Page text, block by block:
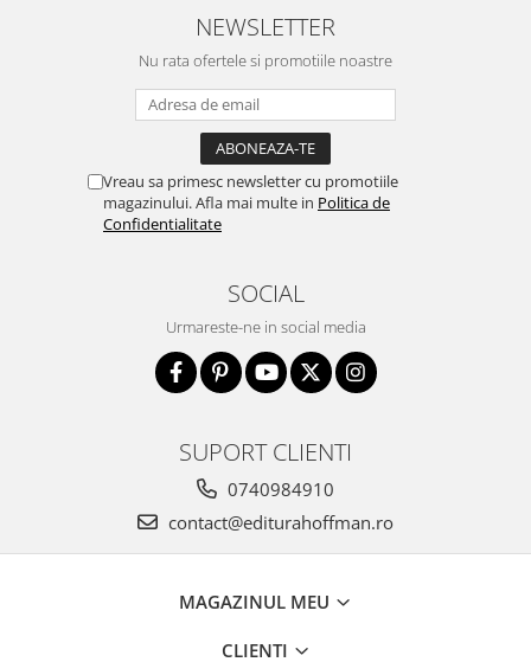
NEWSLETTER
Nu rata ofertele si promotiile noastre
Vreau sa primesc newsletter cu promotiile
magazinului. Afla mai multe in Politica de
Confidentialitate
SOCIAL
Urmareste-ne in social media
SUPORT CLIENTI
0740984910
contact@editurahoffman.ro
MAGAZINUL MEU
CLIENTI